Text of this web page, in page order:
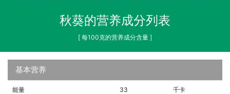
秋葵的营养成分列表
[ 每100克的营养成分含量 ]
基本营养
能量 33 千卡